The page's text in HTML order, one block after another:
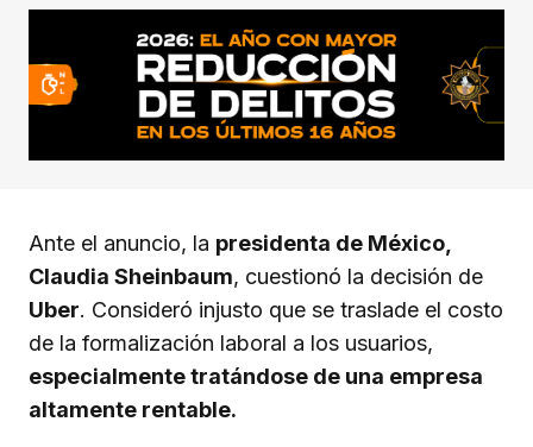
Ante el anuncio, la presidenta de México,
Claudia Sheinbaum, cuestionó la decisión de
Uber. Consideró injusto que se traslade el costo
de la formalización laboral a los usuarios,
especialmente tratándose de una empresa
altamente rentable.